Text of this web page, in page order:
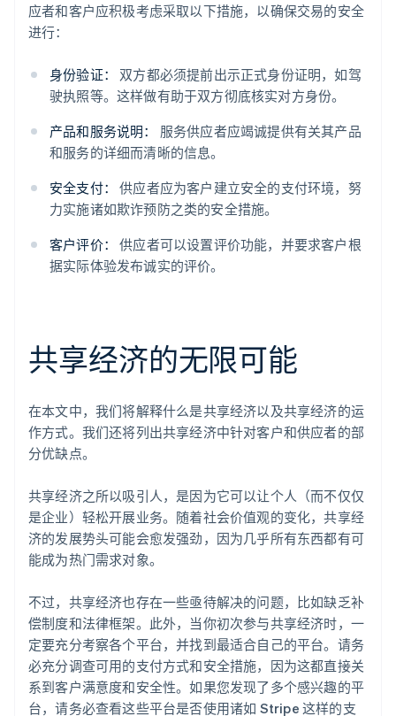
应者和客户应积极考虑采取以下措施，以确保交易的安全
进行：
身份验证：
双方都必须提前出示正式身份证明，如驾
驶执照等。这样做有助于双方彻底核实对方身份。
产品和服务说明：
服务供应者应竭诚提供有关其产品
和服务的详细而清晰的信息。
安全支付：
供应者应为客户建立安全的支付环境，努
力实施诸如欺诈预防之类的安全措施。
客户评价：
供应者可以设置评价功能，并要求客户根
据实际体验发布诚实的评价。
共享经济的无限可能
在本文中，我们将解释什么是共享经济以及共享经济的运
作方式。我们还将列出共享经济中针对客户和供应者的部
分优缺点。
共享经济之所以吸引人，是因为它可以让个人（而不仅仅
是企业）轻松开展业务。随着社会价值观的变化，共享经
济的发展势头可能会愈发强劲，因为几乎所有东西都有可
能成为热门需求对象。
不过，共享经济也存在一些亟待解决的问题，比如缺乏补
偿制度和法律框架。此外，当你初次参与共享经济时，一
定要充分考察各个平台，并找到最适合自己的平台。请务
必充分调查可用的支付方式和安全措施，因为这都直接关
系到客户满意度和安全性。如果您发现了多个感兴趣的平
台，请务必查看这些平台是否使用诸如 Stripe 这样的支